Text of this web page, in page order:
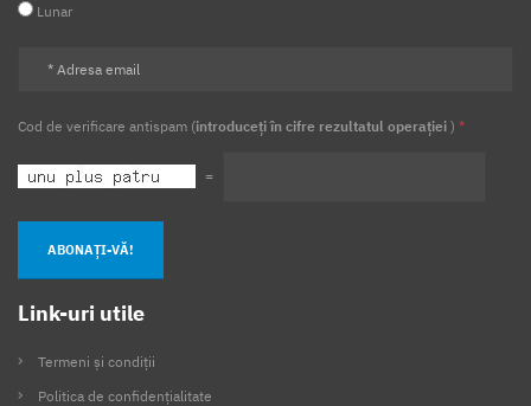
Lunar
Cod de verificare antispam (introduceți în cifre rezultatul operației ) *
=
ABONAȚI-VĂ!
Link-uri utile
Termeni și condiții
Politica de confidențialitate